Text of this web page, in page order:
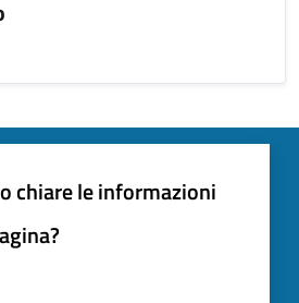
chiare le informazioni